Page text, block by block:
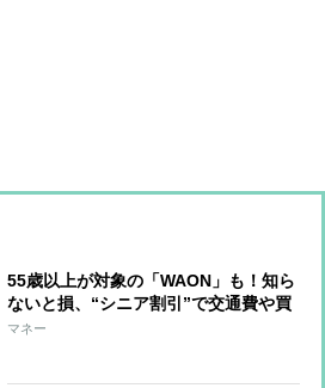
55歳以上が対象の「WAON」も！知ら
ないと損、“シニア割引”で交通費や買
い物がお得に
マネー